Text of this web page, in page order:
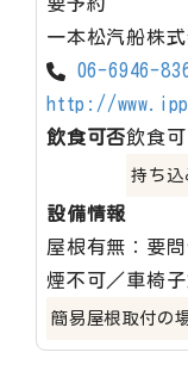
一本松汽船株
06-6946-
http://
飲食可否飲食可
持ち
設備情報
屋根有無：要
煙不可／車椅
簡易屋根取付の